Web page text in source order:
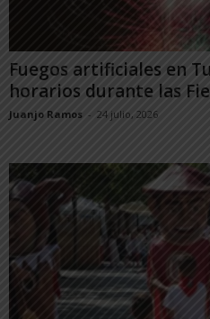
Fuegos artificiales en
horarios durante las
Juanjo Ramos - 24 julio, 2026